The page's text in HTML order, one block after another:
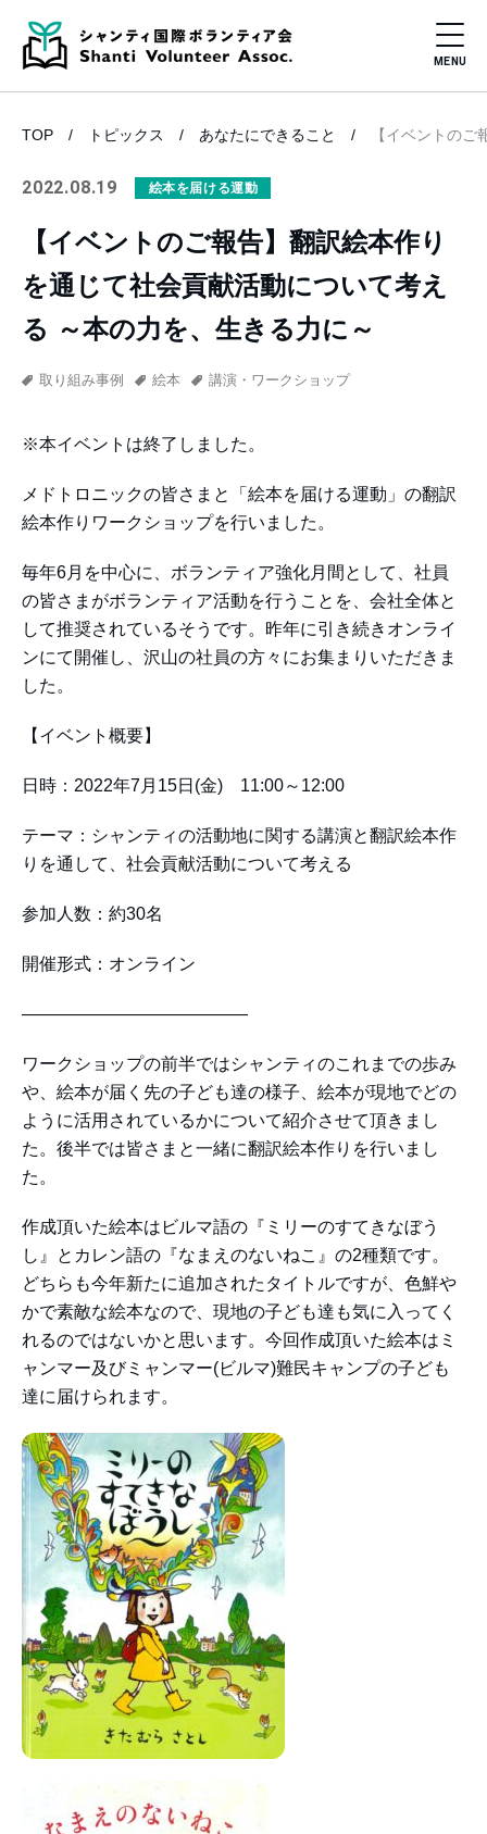
TOP トピックス あなたにできること 【イベントの
2022.08.19 絵本を届ける運動
【イベントのご報告】翻訳絵本作り
を通じて社会貢献活動について考え
る ～本の力を、生きる力に～
取り組み事例 絵本 講演・ワークショップ
※本イベントは終了しました。
メドトロニックの皆さまと「絵本を届ける運動」の翻訳
絵本作りワークショップを行いました。
毎年6月を中心に、ボランティア強化月間として、社員
の皆さまがボランティア活動を行うことを、会社全体と
して推奨されているそうです。昨年に引き続きオンライ
ンにて開催し、沢山の社員の方々にお集まりいただきま
した。
【イベント概要】
日時：2022年7月15日(金) 11:00～12:00
テーマ：シャンティの活動地に関する講演と翻訳絵本作
りを通して、社会貢献活動について考える
参加人数：約30名
開催形式：オンライン
—————————————
ワークショップの前半ではシャンティのこれまでの歩み
や、絵本が届く先の子ども達の様子、絵本が現地でどの
ように活用されているかについて紹介させて頂きまし
た。後半では皆さまと一緒に翻訳絵本作りを行いまし
た。
作成頂いた絵本はビルマ語の『ミリーのすてきなぼう
し』とカレン語の『なまえのないねこ』の2種類です。
どちらも今年新たに追加されたタイトルですが、色鮮や
かで素敵な絵本なので、現地の子ども達も気に入ってく
れるのではないかと思います。今回作成頂いた絵本はミ
ャンマー及びミャンマー(ビルマ)難民キャンプの子ども
達に届けられます。